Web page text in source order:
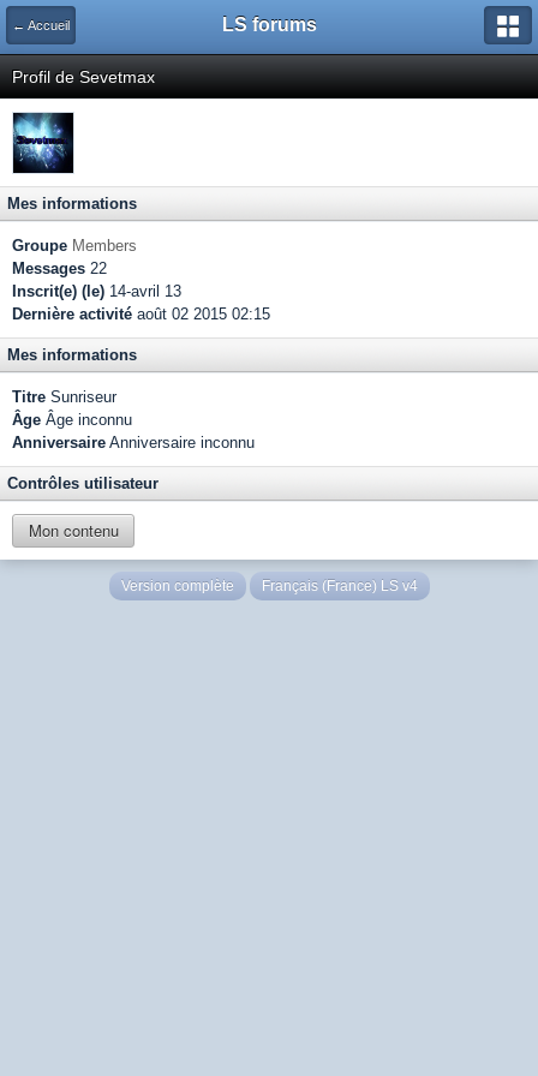
← Accueil LS forums
Profil de Sevetmax
Mes informations
Groupe Members
Messages 22
Inscrit(e) (le) 14-avril 13
Dernière activité août 02 2015 02:15
Mes informations
Titre Sunriseur
Âge Âge inconnu
Anniversaire Anniversaire inconnu
Contrôles utilisateur
Mon contenu
Version complète Français (France) LS v4